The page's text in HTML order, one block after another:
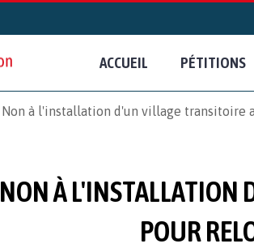
ACCUEIL PÉTITIONS
Non à l'installation d'un village transitoire
NON À L'INSTALLATION
POUR